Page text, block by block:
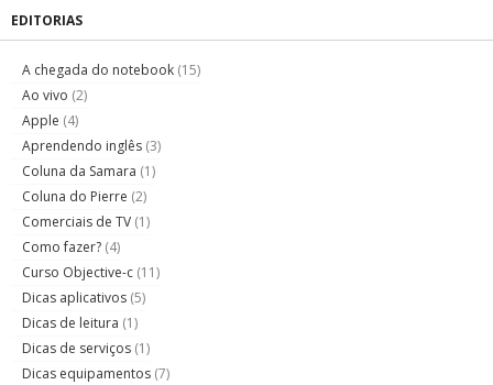
EDITORIAS
A chegada do notebook (15)
Ao vivo (2)
Apple (4)
Aprendendo inglês (3)
Coluna da Samara (1)
Coluna do Pierre (2)
Comerciais de TV (1)
Como fazer? (4)
Curso Objective-c (11)
Dicas aplicativos (5)
Dicas de leitura (1)
Dicas de serviços (1)
Dicas equipamentos (7)